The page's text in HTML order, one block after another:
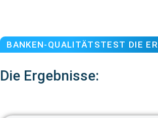
BANKEN-QUALITÄTSTEST DIE
Die Ergebnisse: